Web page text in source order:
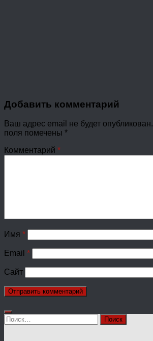
Добавить комментарий
Ваш адрес email не будет опубликован.
поля помечены *
Комментарий *
Имя *
Email *
Сайт
Найти: